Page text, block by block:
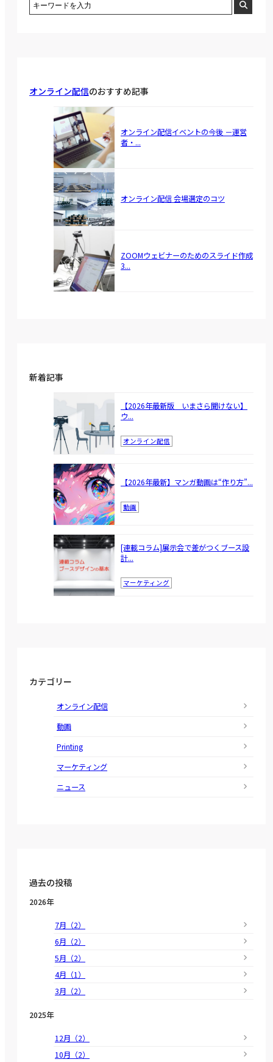
オンライン配信のおすすめ記事
オンライン配信イベントの今後 －運営
者・...
オンライン配信 会場選定のコツ
ZOOMウェビナーのためのスライド作成
3...
新着記事
【2026年最新版 いまさら聞けない】
ウ...
オンライン配信
【2026年最新】マンガ動画は“作り方”...
動画
[連載コラム]展示会で差がつくブース設
計...
マーケティング
カテゴリー
オンライン配信
動画
Printing
マーケティング
ニュース
過去の投稿
2026年
7月（2）
6月（2）
5月（2）
4月（1）
3月（2）
2025年
12月（2）
10月（2）